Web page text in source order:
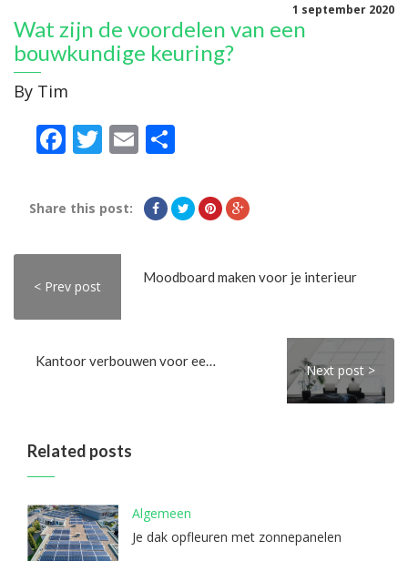
1 september 2020
Wat zijn de voordelen van een
bouwkundige keuring?
By Tim
Facebook
Twitter
EmailDelen
Share this post:
< Prev post
Moodboard maken voor je interieur
Next post >
Related posts
Algemeen
Je dak opfleuren met zonnepanelen